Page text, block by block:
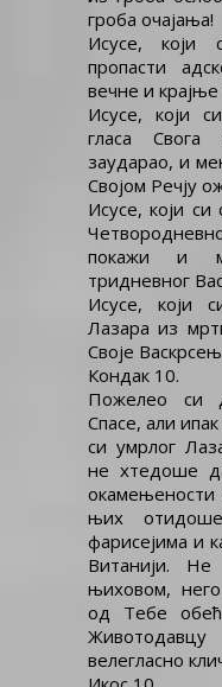
гроба очајања!
Исусе,
пропасти
вечне и крајње
Исусе, који
гласа Свога
заударао, и
Својом Речју
Исусе, који
покажи и
тридневног
Исусе, који
Лазара из
Своје
Кондак 10.
Пожелео си
Спасе, али
си умрлог
не хтедоше
окамењености
њих
фарисејима и
Витанији.
њиховом,
од Тебе
велегласно